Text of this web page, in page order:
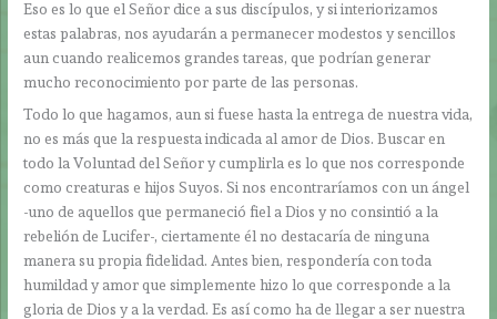
Eso es lo que el Señor dice a sus discípulos, y si interiorizamos
estas palabras, nos ayudarán a permanecer modestos y sencillos
aun cuando realicemos grandes tareas, que podrían generar
mucho reconocimiento por parte de las personas.
Todo lo que hagamos, aun si fuese hasta la entrega de nuestra vida,
no es más que la respuesta indicada al amor de Dios. Buscar en
todo la Voluntad del Señor y cumplirla es lo que nos corresponde
como creaturas e hijos Suyos. Si nos encontraríamos con un ángel
-uno de aquellos que permaneció fiel a Dios y no consintió a la
rebelión de Lucifer-, ciertamente él no destacaría de ninguna
manera su propia fidelidad. Antes bien, respondería con toda
humildad y amor que simplemente hizo lo que corresponde a la
gloria de Dios y a la verdad. Es así como ha de llegar a ser nuestra